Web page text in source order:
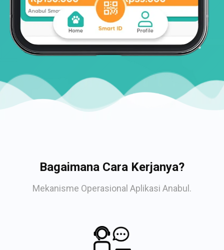
Bagaimana Cara Kerjanya?
Mekanisme Operasional Aplikasi Anabul.